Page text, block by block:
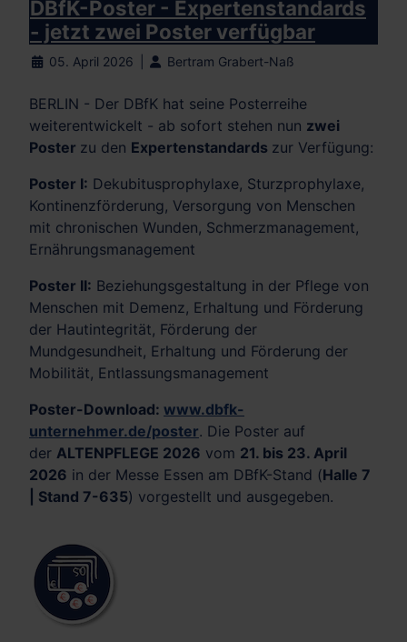
DBfK-Poster - Expertenstandards
- jetzt zwei Poster verfügbar
05. April 2026 Bertram Grabert-Naß
BERLIN - Der DBfK hat seine Posterreihe
weiterentwickelt - ab sofort stehen nun zwei
Poster zu den Expertenstandards zur Verfügung:
Poster I: Dekubitusprophylaxe, Sturzprophylaxe,
Kontinenzförderung, Versorgung von Menschen
mit chronischen Wunden, Schmerzmanagement,
Ernährungsmanagement
Poster II: Beziehungsgestaltung in der Pflege von
Menschen mit Demenz, Erhaltung und Förderung
der Hautintegrität, Förderung der
Mundgesundheit, Erhaltung und Förderung der
Mobilität, Entlassungsmanagement
Poster-Download: www.dbfk-
unternehmer.de/poster. Die Poster auf
der ALTENPFLEGE 2026 vom 21. bis 23. April
2026 in der Messe Essen am DBfK-Stand (Halle 7
| Stand 7-635) vorgestellt und ausgegeben.